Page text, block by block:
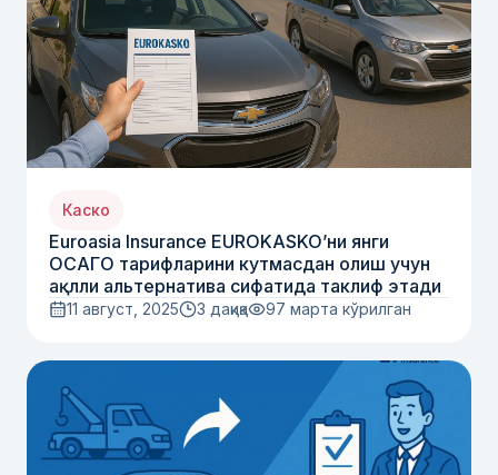
Каско
Euroasia Insurance EUROKASKO’ни янги
ОСАГО тарифларини кутмасдан олиш учун
ақлли альтернатива сифатида таклиф этади
11 август, 2025 3 дақиқа 97 марта кўрилган